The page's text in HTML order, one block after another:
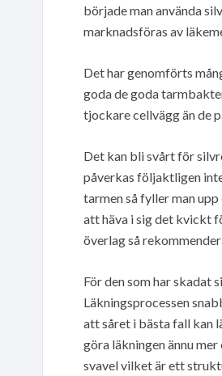
började man använda
marknadsföras av
Det har genomförts
goda de goda
tjockare cellvägg än de
Det kan bli svårt för
påverkas följaktligen
tarmen så fyller man
att häva i sig det kvickt
överlag så
För den som har skadat
Läkningsprocessen
att såret i bästa fall kan
göra läkningen ännu
svavel vilket är ett